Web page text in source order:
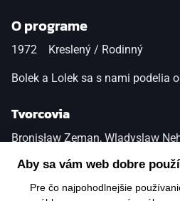
O programe
1972 Kreslený / Rodinný
Bolek a Lolek sa s nami podelia
Tvorcovia
Bronisław Zeman, Wladyslaw
Aby sa vám web dobre
Pre čo najpohodlnejšie